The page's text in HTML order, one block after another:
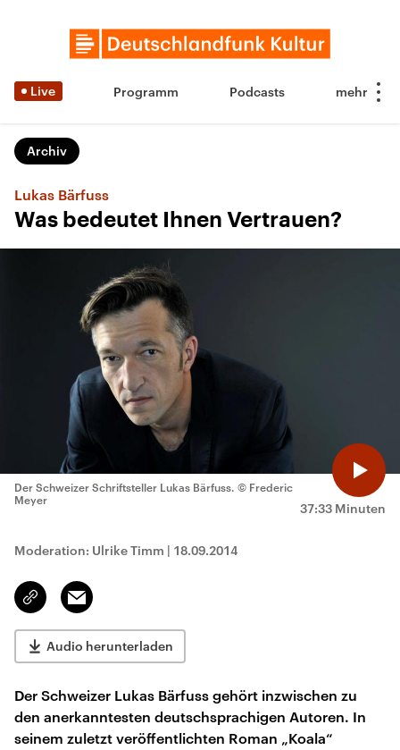
Live Programm Podcasts
Archiv
Lukas Bärfuss
Was bedeutet Ihnen Vertrauen?
37:33 Minuten
Der Schweizer Schriftsteller Lukas Bärfuss. © Frederic
Meyer
Moderation: Ulrike Timm | 18.09.2014
Link
kopieren/teilen
Email
Audio herunterladen
Der Schweizer Lukas Bärfuss gehört inzwischen zu
den anerkanntesten deutschsprachigen Autoren. In
seinem zuletzt veröffentlichten Roman „Koala“